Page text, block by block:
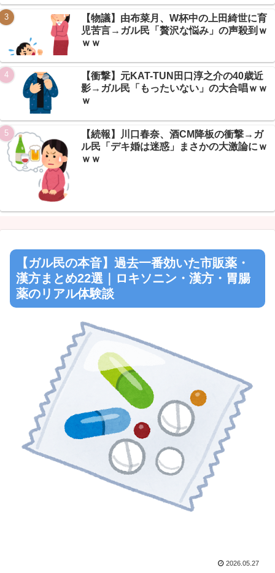
Powered by livedoor 相互RSS
【物議】由布菜月、W杯中の上田綺世に育
児苦言→ガル民「贅沢な悩み」の声殺到ｗ
ｗｗ
【衝撃】元KAT-TUN田口淳之介の40歳近
影→ガル民「もったいない」の大合唱ｗｗ
ｗ
【続報】川口春奈、酒CM降板の衝撃→ガ
ル民「デキ婚は迷惑」まさかの大激論にｗ
ｗｗ
【ガル民の本音】過去一番効いた市販薬・
漢方まとめ22選｜ロキソニン・漢方・胃腸
薬のリアル体験談
2026.05.27